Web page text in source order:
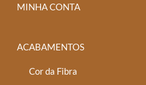
MINHA CONTA
ACABAMENTOS
Cor da Fibra